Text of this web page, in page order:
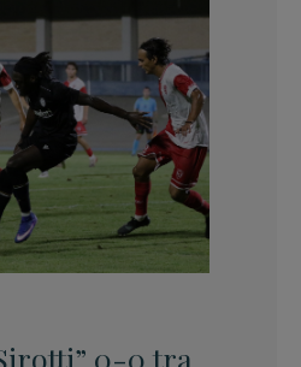
0-0 tra